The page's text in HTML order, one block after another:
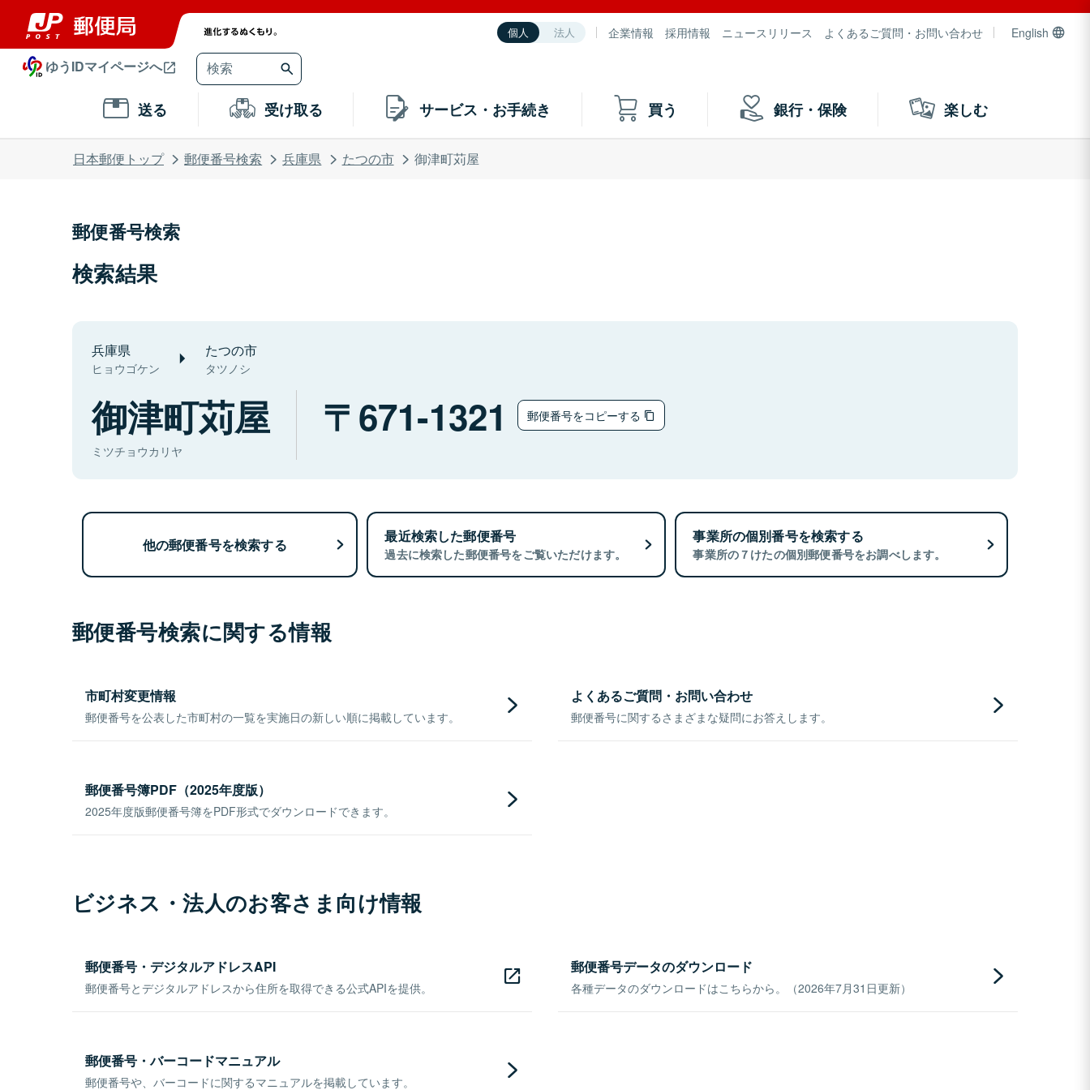
個人 法人 企業情報 採用情報 ニュースリリース よくあるご質問・お問い合わせ English
ゆうIDマイページへ
送る 受け取る サービス・お手続き 買う 銀行・保険 楽しむ
日本郵便トップ 郵便番号検索 兵庫県 たつの市 御津町苅屋
郵便番号検索
検索結果
兵庫県
ヒョウゴケン
たつの市
タツノシ
御津町苅屋
ミツチョウカリヤ
671-1321 郵便番号をコピーする
他の郵便番号を検索する 最近検索した郵便番号
過去に検索した郵便番号をご覧いただけます。
事業所の個別番号を検索する
事業所の７けたの個別郵便番号をお調べします。
郵便番号検索に関する情報
市町村変更情報
郵便番号を公表した市町村の一覧を実施日の新しい順に掲載しています。
よくあるご質問・お問い合わせ
郵便番号に関するさまざまな疑問にお答えします。
郵便番号簿PDF（2025年度版）
2025年度版郵便番号簿をPDF形式でダウンロードできます。
ビジネス・法人のお客さま向け情報
郵便番号・デジタルアドレスAPI
郵便番号とデジタルアドレスから住所を取得できる公式APIを提供。
郵便番号データのダウンロード
各種データのダウンロードはこちらから。（2026年7月31日更新）
郵便番号・バーコードマニュアル
郵便番号や、バーコードに関するマニュアルを掲載しています。